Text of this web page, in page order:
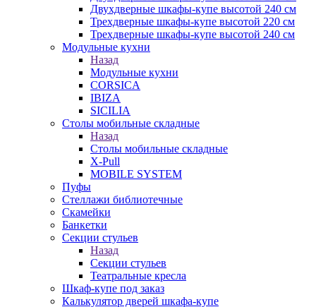
Двухдверные шкафы-купе высотой 240 см
Трехдверные шкафы-купе высотой 220 см
Трехдверные шкафы-купе высотой 240 см
Модульные кухни
Назад
Модульные кухни
CORSICA
IBIZA
SICILIA
Столы мобильные складные
Назад
Столы мобильные складные
X-Pull
MOBILE SYSTEM
Пуфы
Стеллажи библиотечные
Скамейки
Банкетки
Секции стульев
Назад
Секции стульев
Театральные кресла
Шкаф-купе под заказ
Калькулятор дверей шкафа-купе